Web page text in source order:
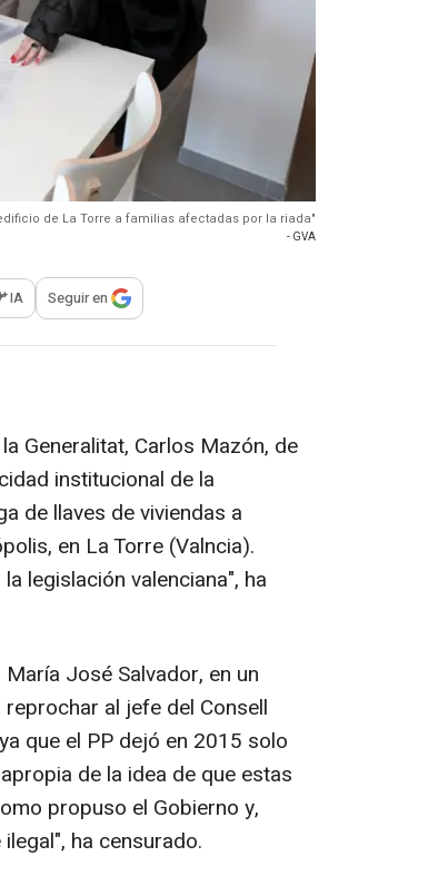
de La Torre a familias afectadas por la riada"
- GVA
para compartir
IA Seguir en
Generalitat, Carlos Mazón, de
institucional de la
de llaves de viviendas a
en La Torre (Valncia).
legislación valenciana", ha
José Salvador, en un
al jefe del Consell
que el PP dejó en 2015 solo
de la idea de que estas
propuso el Gobierno y,
ha censurado.